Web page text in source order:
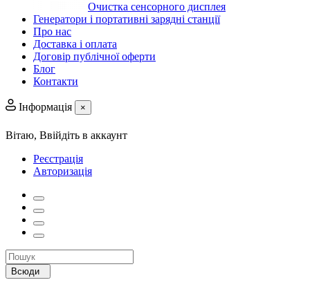
Очистка сенсорного дисплея
Генератори і портативні зарядні станції
Про нас
Доставка і оплата
Договір публічної оферти
Блог
Контакти
Інформація ×
Вітаю, Ввійдіть в аккаунт
Реєстрація
Авторизація
Всюди